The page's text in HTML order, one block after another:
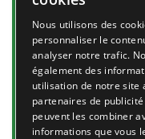
Le frelon
l'homme ?
Le frelon
taille mais
Nous utilisons des
personnaliser le
analyser notre trafic.
également des
utilisation de notre site
partenaires de
peuvent les combiner
informations que vous